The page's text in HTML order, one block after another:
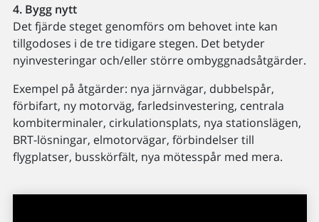
4. Bygg nytt
Det fjärde steget genomförs om behovet inte kan
tillgodoses i de tre tidigare stegen. Det betyder
nyinvesteringar och/eller större ombyggnadsåtgärder.
Exempel på åtgärder: nya järnvägar, dubbelspår,
förbifart, ny motorväg, farledsinvestering, centrala
kombiterminaler, cirkulationsplats, nya stationslägen,
BRT-lösningar, elmotorvägar, förbindelser till
flygplatser, busskörfält, nya mötesspår med mera.